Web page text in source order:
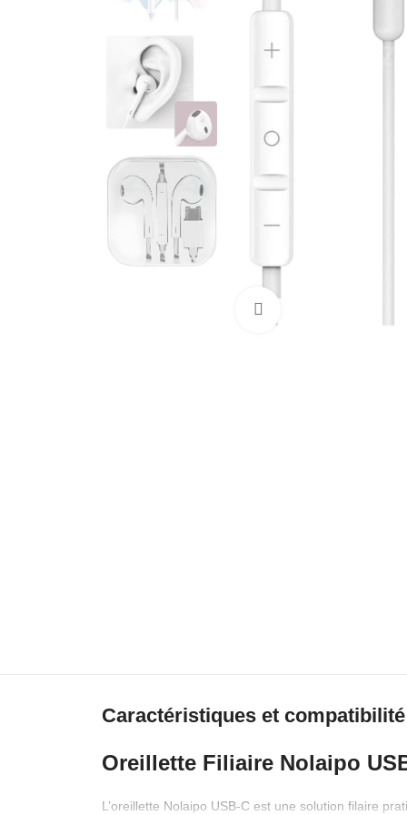
Caractéristiques et compatibilité
Oreillette Filiaire Nolaipo
L’oreillette Nolaipo USB-C est une solution filaire